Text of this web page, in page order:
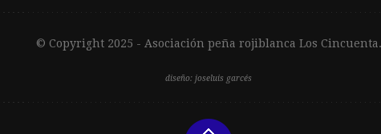
© Copyright 2025 - Asociación peña rojiblanca Los Cincuenta.
diseño: joseluis garcés